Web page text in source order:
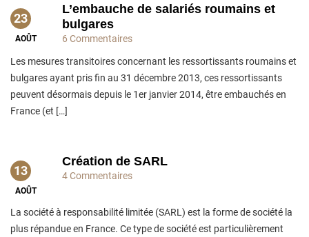
23
AOÛT
L’embauche de salariés roumains et
bulgares
6 Commentaires
Les mesures transitoires concernant les ressortissants roumains et
bulgares ayant pris fin au 31 décembre 2013, ces ressortissants
peuvent désormais depuis le 1er janvier 2014, être embauchés en
France (et […]
13
AOÛT
Création de SARL
4 Commentaires
La société à responsabilité limitée (SARL) est la forme de société la
plus répandue en France. Ce type de société est particulièrement